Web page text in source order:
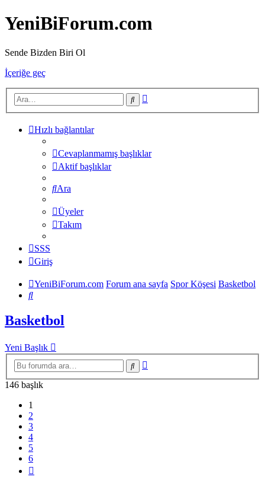
YeniBiForum.com
Sende Bizden Biri Ol
İçeriğe geç
Ara
Hızlı bağlantılar
Cevaplanmamış başlıklar
Aktif başlıklar
Ara
Üyeler
Takım
SSS
Giriş
YeniBiForum.com Forum ana sayfa Spor Köşesi Basketbol
Ara
Basketbol
Yeni Başlık
Ara
146 başlık
1
2
3
4
5
6